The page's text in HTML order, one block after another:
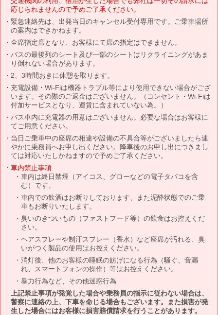
応じられませんので予めご了承ください。
緊急連絡先は、出発当日のキャンセル受付専用です。ご乗車場所
の案内はできかねます。
全席指定席となり、お客様にて席の指定はできません。
バスの最後列のシート及び一部のシートはリクライニングがあま
り倒れない場合があります。
2、3時間おきに休憩を取ります。
充電設備・Wi-Fiは機器トラブル等により使用できない場合がござ
います。その際のご返金はございません。（コンセント・Wi-Fiは
付加サービスとなり、運賃に含まれていない為。）
バス車内に充電器の用意はございません。必要な場合はお客様に
てご用意ください。
当日ご乗車中の座席の相違や設備の不具合等がございましたら速
やかに乗務員へお申し出ください。降車後のお申し出につきまし
ては対応いたしかねますので予めご了承ください。
車内禁止事項
車内は終日禁煙（アイコス、グローなどの電子タバコを含
む）です。
車内での飲酒はお断りしております、また泥酔状態でのご乗
車もお断りいたします。
臭いのきついもの（ファストフード等）の飲食はお控えくだ
さい。
ヘアスプレーや制汗スプレー（香水）など座席が汚れる、臭
いがつく製品の使用はお控えください。
消灯後、他のお客様の睡眠の妨げになる行為（騒ぐ、音漏
れ、スマートフォンの操作）等はお控えください。
暴力行為など、その他迷惑行為
上記禁止事項が発覚した場合や乗務員の指示に従わない場合は、
警察に連絡の上、下車を命じる場合もございます。また損害が発
生した場合にはお客様に損害賠償請求を行うことがあります。